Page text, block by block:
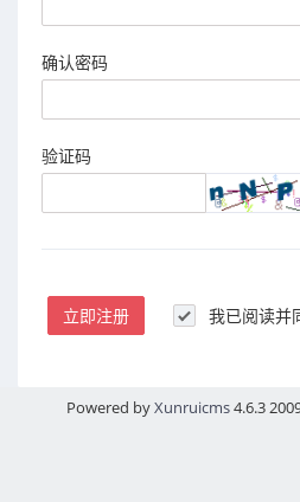
确认密码
验证码
立即注册 我已阅读并
Powered byXunruicms4.6.3